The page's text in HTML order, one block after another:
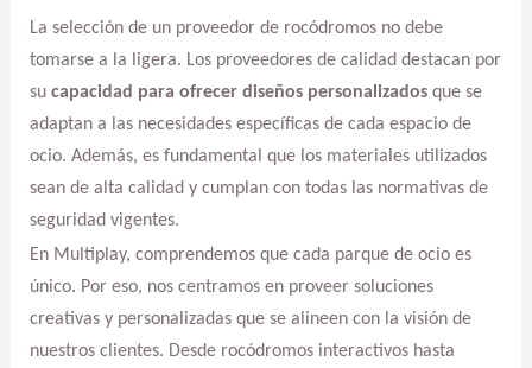
La selección de un proveedor de rocódromos no debe
tomarse a la ligera. Los proveedores de calidad destacan por
su capacidad para ofrecer diseños personalizadosque se
adaptan a las necesidades específicas de cada espacio de
ocio. Además, es fundamental que los materiales utilizados
sean de alta calidad y cumplan con todas las normativas de
seguridad vigentes.
En Multiplay, comprendemos que cada parque de ocio es
único. Por eso, nos centramos en proveer soluciones
creativas y personalizadas que se alineen con la visión de
nuestros clientes. Desde rocódromos interactivos hasta